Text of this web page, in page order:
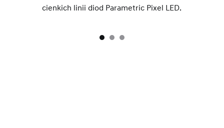
cienkich linii diod Parametric Pixel LED.